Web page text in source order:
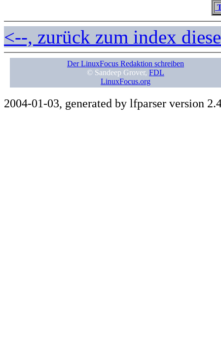
<--, zurück zum index
Der LinuxFocus Redaktion schreiben
© Sandeep Grover, FDL
LinuxFocus.org
2004-01-03, generated by lfparser version